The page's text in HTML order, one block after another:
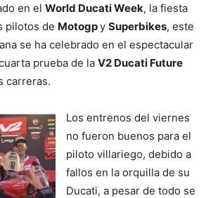
en el World Ducati Week, la fiesta
pilotos de Motogpy Superbikes, este
se ha celebrado en el espectacular
prueba de la V2 Ducati Future
carreras.
Los entrenos del viernes
no fueron buenos para el
piloto villariego, debido a
fallos en la orquilla de su
Ducati, a pesar de todo se